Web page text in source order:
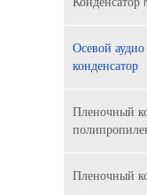
Конденсатор
Осевой
конденсатор
Пленочный
Пленочный